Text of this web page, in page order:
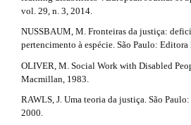
b
l
e
_
e
n
u
.
.
d
e
t
a
vol. 29, n. 3, 2014.
NUSSBAUM, M. Fronteiras da justiça:
pertencimento à espécie. São Paulo:
OLIVER, M. Social Work with Disabled
Macmillan, 1983.
RAWLS, J. Uma teoria da justiça. São
2000.